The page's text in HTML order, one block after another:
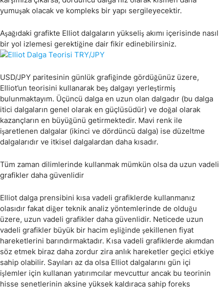
yumuşak olacak ve kompleks bir yapı sergileyecektir.
Aşağıdaki grafikte Elliot dalgaların yükseliş akımı içerisinde nasıl
bir yol izlemesi gerektiğine dair fikir edinebilirsiniz.
USD/JPY paritesinin günlük grafiğinde gördüğünüz üzere,
Elliot’un teorisini kullanarak beş dalgayı yerleştirmiş
bulunmaktayım. Üçüncü dalga en uzun olan dalgadır (bu dalga
itici dalgaların genel olarak en güçlüsüdür) ve doğal olarak
kazançların en büyüğünü getirmektedir. Mavi renk ile
işaretlenen dalgalar (ikinci ve dördüncü dalga) ise düzeltme
dalgalarıdır ve itkisel dalgalardan daha kısadır.
Tüm zaman dilimlerinde kullanmak mümkün olsa da uzun vadeli
grafikler daha güvenlidir
Elliot dalga prensibini kısa vadeli grafiklerde kullanmanız
olasıdır fakat diğer teknik analiz yöntemlerinde de olduğu
üzere, uzun vadeli grafikler daha güvenlidir. Neticede uzun
vadeli grafikler büyük bir hacim eşliğinde şekillenen fiyat
hareketlerini barındırmaktadır. Kısa vadeli grafiklerde akımdan
söz etmek biraz daha zordur zira anlık hareketler geçici etkiye
sahip olabilir. Sayıları az da olsa Elliot dalgalarını gün içi
işlemler için kullanan yatırımcılar mevcuttur ancak bu teorinin
hisse senetlerinin aksine yüksek kaldıraca sahip foreks